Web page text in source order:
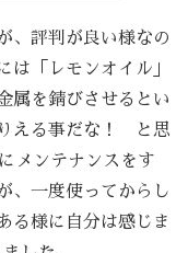
、評判が良い様なの
は「レモンオイル」
属を錆びさせるとい
える事だな！ と思
メンテナンスをす
、一度使ってからし
る様に自分は感じま